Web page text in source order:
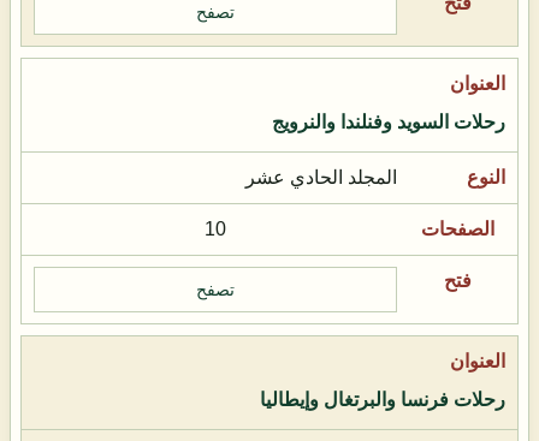
تصفح
رحلات السويد وفنلندا والنرويج
المجلد الحادي عشر
10
تصفح
رحلات فرنسا والبرتغال وإيطاليا